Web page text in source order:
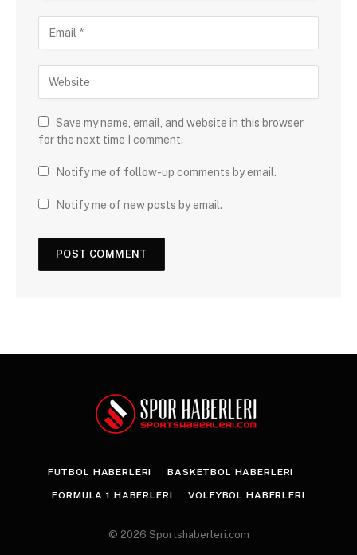
Save my name, email, and website in this browser
for the next time I comment.
Notify me of follow-up comments by email.
Notify me of new posts by email.
FUTBOL HABERLERI BASKETBOL HABERLERI
FORMULA 1 HABERLERI VOLEYBOL HABERLERI
© 2026 Sportshaberleri.com